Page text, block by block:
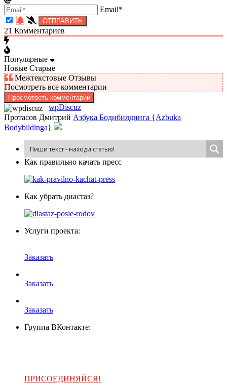
Email*
21 Комментариев
Популярные
Новые Старые
Межтекстовые Отзывы
Посмотреть все комментарии
Просмотреть комментарии
wpDiscuz
Протасов Дмитрий Азбука Бодибилдинга {Azbuka
Bodybildinga}
Как пра­виль­но ка­чать пресс
Как убрать диастаз?
Услуги проекта:
Заказать
Заказать
Заказать
Группа ВКонтакте:
ПРИСОЕДИНЯЙСЯ!